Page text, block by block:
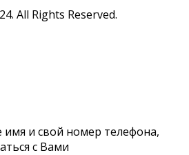
All Rights Reserved.
имя и свой номер телефона,
с Вами